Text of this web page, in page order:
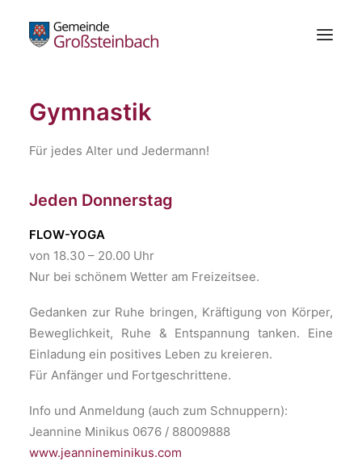
Gemeinde
Die Schachblume
Bildung & Kultur
Gymnastik
Für jedes Alter und Jedermann!
Jeden Donnerstag
FLOW-YOGA
von 18.30 – 20.00 Uhr
Nur bei schönem Wetter am Freizeitsee.
Gedanken zur Ruhe bringen, Kräftigung von Körper,
Beweglichkeit, Ruhe & Entspannung tanken. Eine
Einladung ein positives Leben zu kreieren.
Für Anfänger und Fortgeschrittene.
Info und Anmeldung (auch zum Schnuppern):
Jeannine Minikus 0676 / 88009888
www.jeannineminikus.com